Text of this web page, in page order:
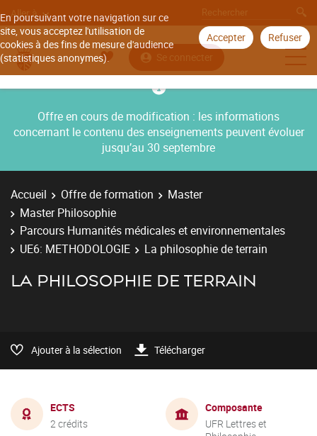
En poursuivant votre navigation sur ce
site, vous acceptez l'utilisation de
cookies à des fins de mesure d'audience
(statistiques anonymes).
Accepter Refuser
Aller à
Se connecter
Offre en cours de modification : les informations
concernant le contenu des enseignements peuvent évoluer
jusqu’au 30 septembre
Accueil Offre de formation
Master
Master Philosophie
Parcours Humanités médicales et environnementales
UE6: METHODOLOGIE
La philosophie de terrain
LA PHILOSOPHIE DE TERRAIN
Ajouter à la sélection Télécharger
ECTS
2 crédits
Composante
UFR Lettres et